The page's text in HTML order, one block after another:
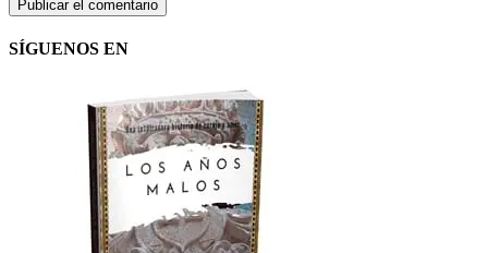
SÍGUENOS EN